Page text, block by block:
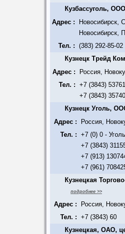
Кузбассуголь, ООО
Адрес :
Новосибирск,
Новосибирск,
Тел. : (383) 292-85-02
Кузнецк Трейд
Адрес :
Россия,
Тел. : +7 (3843)
+7 (3843)
Кузнецк Уголь,
Адрес :
Россия,
Тел. : +7 (0) 0 -
+7 (3843)
+7 (913)
+7 (961)
Кузнецкая
подробнее >>
Адрес :
Россия,
Тел. : +7 (3843) 60
Кузнецкая, ОАО,